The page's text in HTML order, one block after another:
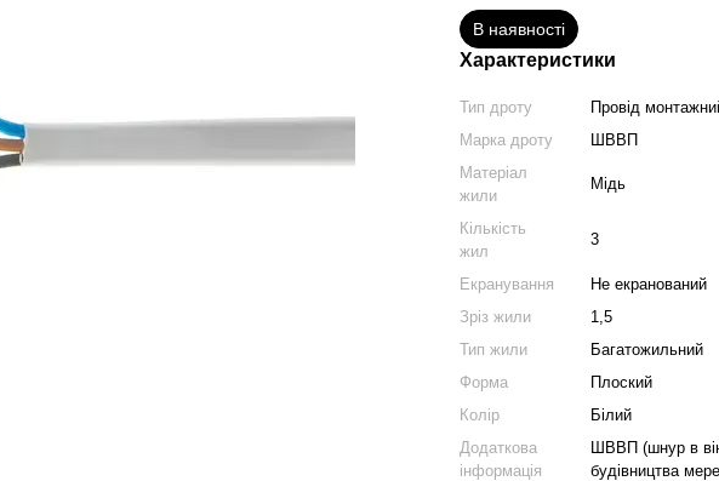
В наявності
Характеристики
Тип дроту
Провід
Марка дроту
ШВВП
Матеріал
жили
Мідь
Кількість
жил
3
Екранування
Не екранований
Зріз жили
1,5
Тип жили
Багатожильний
Форма
Плоский
Колір
Білий
Додаткова
інформація
ШВВП (шнур в
будівництва